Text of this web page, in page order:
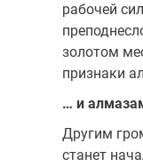
рабочей
золотом
признаки
… и
Другим
станет